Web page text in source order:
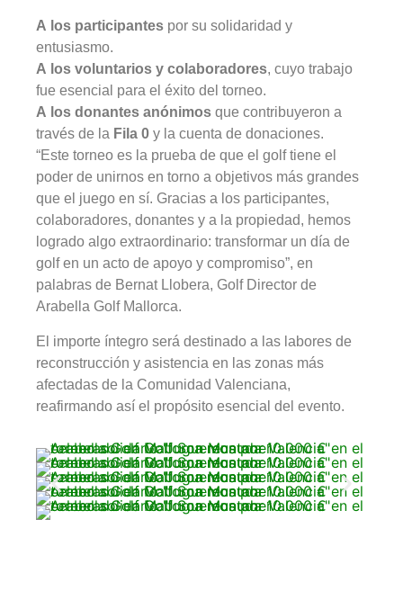
A los participantes por su solidaridad y
entusiasmo.
A los voluntarios y colaboradores, cuyo trabajo
fue esencial para el éxito del torneo.
A los donantes anónimos que contribuyeron a
través de la Fila 0 y la cuenta de donaciones.
“Este torneo es la prueba de que el golf tiene el
poder de unirnos en torno a objetivos más grandes
que el juego en sí. Gracias a los participantes,
colaboradores, donantes y a la propiedad, hemos
logrado algo extraordinario: transformar un día de
golf en un acto de apoyo y compromiso”, en
palabras de Bernat Llobera, Golf Director de
Arabella Golf Mallorca.
El importe íntegro será destinado a las labores de
reconstrucción y asistencia en las zonas más
afectadas de la Comunidad Valenciana,
reafirmando así el propósito esencial del evento.